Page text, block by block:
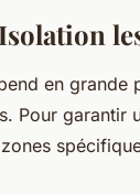
en grande
Pour garantir